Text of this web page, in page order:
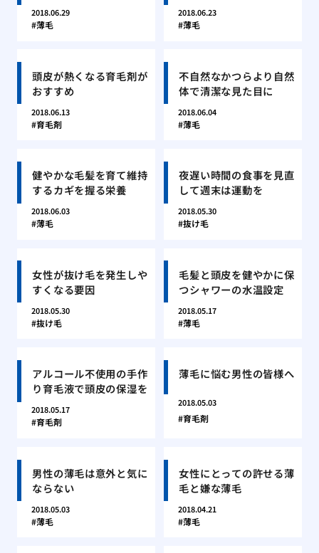
2018.06.29
薄毛
2018.06.23
薄毛
頭皮が熱くなる育毛剤が
おすすめ
2018.06.13
育毛剤
不自然なかつらより自然
体で清潔な見た目に
2018.06.04
薄毛
健やかな毛髪を育て維持
するカギを握る栄養
2018.06.03
薄毛
夜遅い時間の食事を見直
して週末は運動を
2018.05.30
抜け毛
女性が抜け毛を発生しや
すくなる要因
2018.05.30
抜け毛
毛髪と頭皮を健やかに保
つシャワーの水温設定
2018.05.17
薄毛
アルコール不使用の手作
り育毛液で頭皮の保湿を
2018.05.17
育毛剤
薄毛に悩む男性の皆様へ
2018.05.03
育毛剤
男性の薄毛は意外と気に
ならない
2018.05.03
薄毛
女性にとっての許せる薄
毛と嫌な薄毛
2018.04.21
薄毛